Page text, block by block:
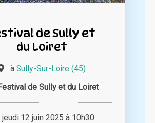
de Sully et
du Loiret
à Sully-Sur-Loire (45)
de Sully et du Loiret
jeudi 12 juin 2025 à 10h30